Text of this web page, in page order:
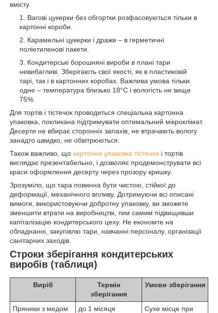
вмісту.
Вагові цукерки без обгортки розфасовуються тільки в
картонні короби.
Карамельні цукерки і драже – в герметичні
поліетиленові пакети.
Кондитерські борошняні вироби в плані тари
невибагливі. Зберігають свої якості, як в пластиковій
тарі, так і в картонних коробах. Важлива умова тільки
одне – температура близько 18°С і вологість не вище
75%.
Для тортів і тістечок проводиться спеціальна картонна
упаковка, покликана підтримувати оптимальний мікроклімат.
Десерти не вбирає сторонніх запахів, не втрачають вологу
занадто швидко, не обвітрюються.
Також важливо, що картонна упаковка тістечок і тортів
виглядає презентабельно, і дозволяє продемонструвати всі
краси оформлення десерту через прозору кришку.
Зрозуміло, що тара повинна бути чистою, стійкої до
деформації, механічного впливу. Дотримуючи всі описані
вимоги, використовуючи добротну упаковку, ви зможете
зменшити втрати на виробництві, тим самим підвищивши
капіталізацію кондитерського цеху. Не економте на
обладнанні, закупівлю тари, навчанні персоналу, організації
санітарних заходів.
Строки зберігання кондитерських
виробів (таблиця)
Виріб
Термін
зберігання
Умови зберігання
Пряники з медом
до 1 місяця
Сухе місце при